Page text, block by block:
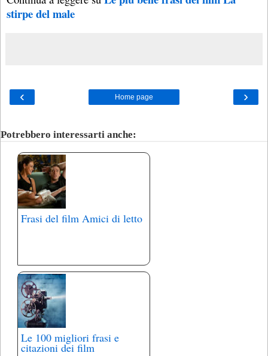
stirpe del male
‹ ›
Home page
Potrebbero interessarti anche:
Frasi del film Amici di letto
Le 100 migliori frasi e
citazioni dei film